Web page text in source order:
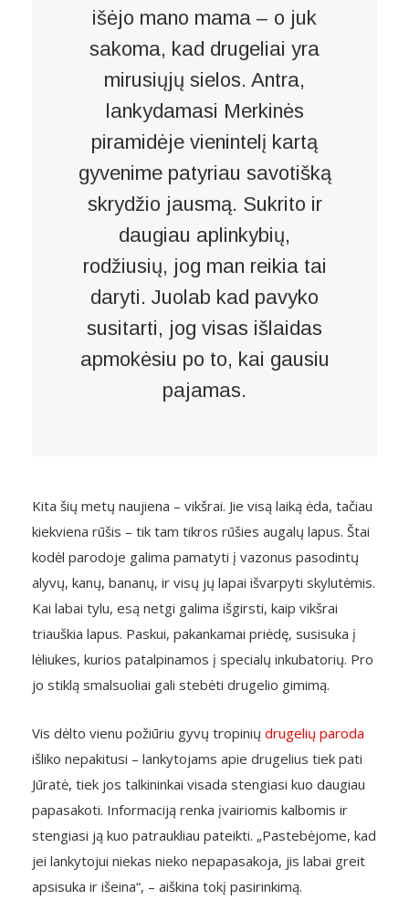
išėjo mano mama – o juk
sakoma, kad drugeliai yra
mirusiųjų sielos. Antra,
lankydamasi Merkinės
piramidėje vienintelį kartą
gyvenime patyriau savotišką
skrydžio jausmą. Sukrito ir
daugiau aplinkybių,
rodžiusių, jog man reikia tai
daryti. Juolab kad pavyko
susitarti, jog visas išlaidas
apmokėsiu po to, kai gausiu
pajamas.
Kita šių metų naujiena – vikšrai. Jie visą laiką ėda, tačiau
kiekviena rūšis – tik tam tikros rūšies augalų lapus. Štai
kodėl parodoje galima pamatyti į vazonus pasodintų
alyvų, kanų, bananų, ir visų jų lapai išvarpyti skylutėmis.
Kai labai tylu, esą netgi galima išgirsti, kaip vikšrai
triauškia lapus. Paskui, pakankamai priėdę, susisuka į
lėliukes, kurios patalpinamos į specialų inkubatorių. Pro
jo stiklą smalsuoliai gali stebėti drugelio gimimą.
Vis dėlto vienu požiūriu gyvų tropinių drugelių paroda
išliko nepakitusi – lankytojams apie drugelius tiek pati
Jūratė, tiek jos talkininkai visada stengiasi kuo daugiau
papasakoti. Informaciją renka įvairiomis kalbomis ir
stengiasi ją kuo patraukliau pateikti. „Pastebėjome, kad
jei lankytojui niekas nieko nepapasakoja, jis labai greit
apsisuka ir išeina“, – aiškina tokį pasirinkimą.